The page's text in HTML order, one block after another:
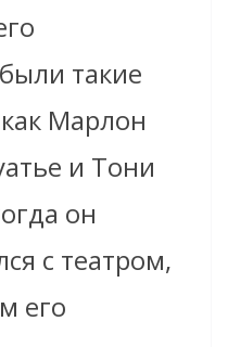
такие
Марлон
и Тони
он
с театром,
его